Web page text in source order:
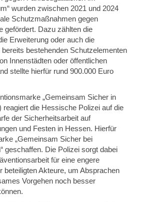
wurden zwischen 2021 und 2024
Schutzmaßnahmen gegen
gefördert. Dazu zählten die
Erweiterung oder auch die
bestehenden Schutzelementen
Innenstädten oder öffentlichen
stellte hierfür rund 900.000 Euro
„Gemeinsam Sicher in
reagiert die Hessische Polizei auf die
der Sicherheitsarbeit auf
und Festen in Hessen. Hierfür
„Gemeinsam Sicher bei
geschaffen. Die Polizei sorgt dabei
für eine engere
beteiligten Akteure, um Absprachen
Vorgehen noch besser